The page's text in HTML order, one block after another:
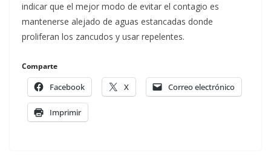
indicar que el mejor modo de evitar el contagio es
mantenerse alejado de aguas estancadas donde
proliferan los zancudos y usar repelentes.
Comparte
Facebook X Correo electrónico
Imprimir